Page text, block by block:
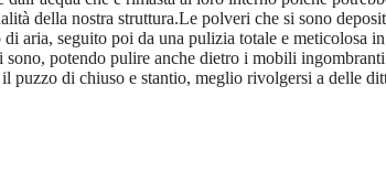
della nostra struttura.Le polveri che si sono
aria, seguito poi da una pulizia totale e meticolosa
potendo pulire anche dietro i mobili
di chiuso e stantio, meglio rivolgersi a delle